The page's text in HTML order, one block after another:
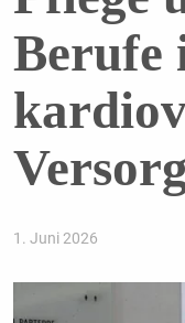
Berufe
1. Juni 2026